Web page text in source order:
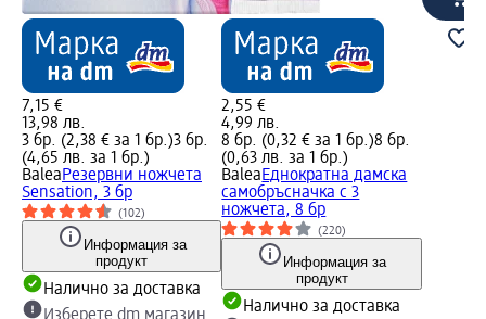
7,15 €
13,98 лв.
3 бр. (2,38 € за 1 бр.)3 бр.
(4,65 лв. за 1 бр.)
BaleaРезервни ножчета
Sensation, 3 бр
(102)
Информация за
продукт
Налично за доставка
2,55 €
4,99 лв.
8 бр. (0,32 € за 1 бр.)8 бр.
(0,63 лв. за 1 бр.)
BaleaЕднократна дамска
самобръсначка с 3
ножчета, 8 бр
(220)
Информация за
продукт
Налично за доставка